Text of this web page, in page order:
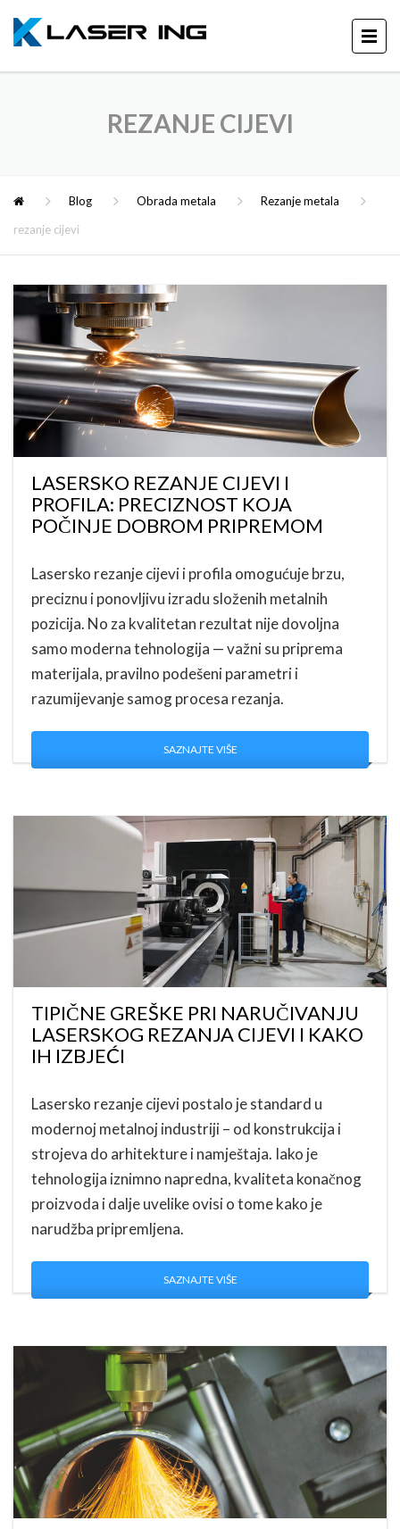
REZANJE CIJEVI
Blog Obrada metala
Rezanje metala
rezanje cijevi
LASERSKO REZANJE CIJEVI I
PROFILA: PRECIZNOST KOJA
POČINJE DOBROM PRIPREMOM
Lasersko rezanje cijevi i profila omogućuje brzu,
preciznu i ponovljivu izradu složenih metalnih
pozicija. No za kvalitetan rezultat nije dovoljna
samo moderna tehnologija — važni su priprema
materijala, pravilno podešeni parametri i
razumijevanje samog procesa rezanja.
SAZNAJTE VIŠE
TIPIČNE GREŠKE PRI NARUČIVANJU
LASERSKOG REZANJA CIJEVI I KAKO
IH IZBJEĆI
Lasersko rezanje cijevi postalo je standard u
modernoj metalnoj industriji – od konstrukcija i
strojeva do arhitekture i namještaja. Iako je
tehnologija iznimno napredna, kvaliteta konačnog
proizvoda i dalje uvelike ovisi o tome kako je
narudžba pripremljena.
SAZNAJTE VIŠE